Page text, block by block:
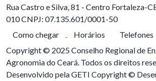
Rua Castro e Silva, 81 - Centro Fortaleza-
010CNPJ: 07.135.601/0001-50
Como chegar
Horários
Telefones
Copyright © 2025 Conselho Regional de
Agronomia do Ceará. Todos os direitos
Desenvolvido pela GETI Copyright ©